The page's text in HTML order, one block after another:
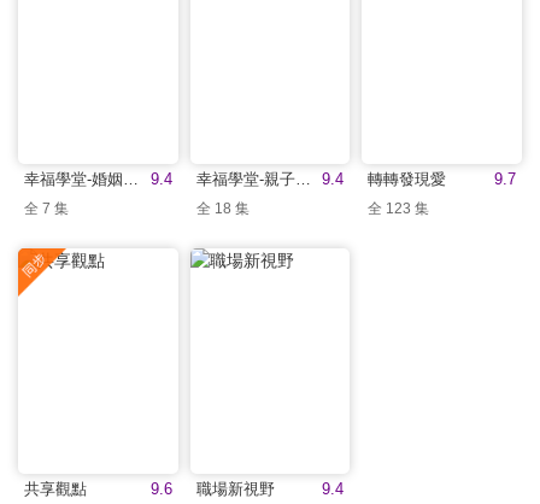
9.4
全 7 集
9.4
幸福學堂-親子系列
全 18 集
9.7
轉轉發現愛
全 123 集
9.6
共享觀點 9.4
職場新視野